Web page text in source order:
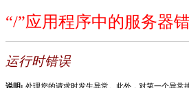
“/”应用程序中的服务器错
运行时错误
说明: 处理您的请求时发生异常。此外，对第一个异常